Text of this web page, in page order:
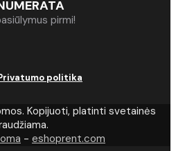
pirmi!
politika
Kopijuoti, platinti svetainės
- eshoprent.com